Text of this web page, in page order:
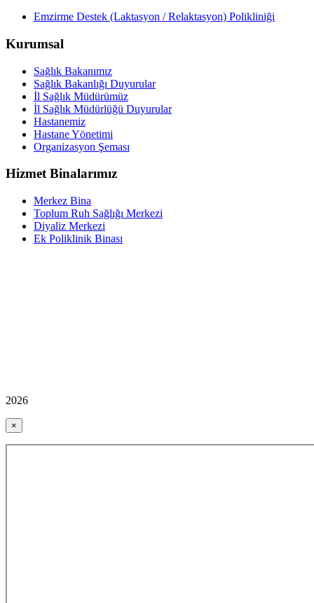
Emzirme Destek (Laktasyon / Relaktasyon) Polikliniği
Kurumsal
Sağlık Bakanımız
Sağlık Bakanlığı Duyurular
İl Sağlık Müdürümüz
İl Sağlık Müdürlüğü Duyurular
Hastanemiz
Hastane Yönetimi
Organizasyon Şeması
Hizmet Binalarımız
Merkez Bina
Toplum Ruh Sağlığı Merkezi
Diyaliz Merkezi
Ek Poliklinik Binası
2026
×